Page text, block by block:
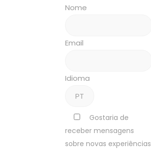
Nome
Email
Idioma
Gostaria de
receber mensagens
sobre novas experiências